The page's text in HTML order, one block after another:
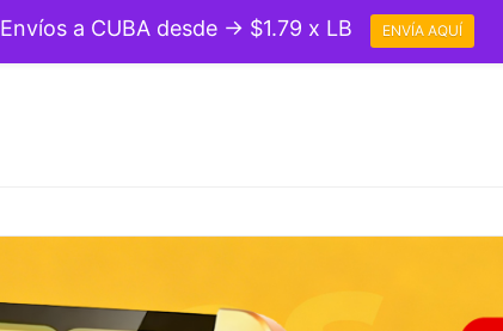
Envíos a CUBA desde → $1.79 x LB ENVÍA AQUÍ